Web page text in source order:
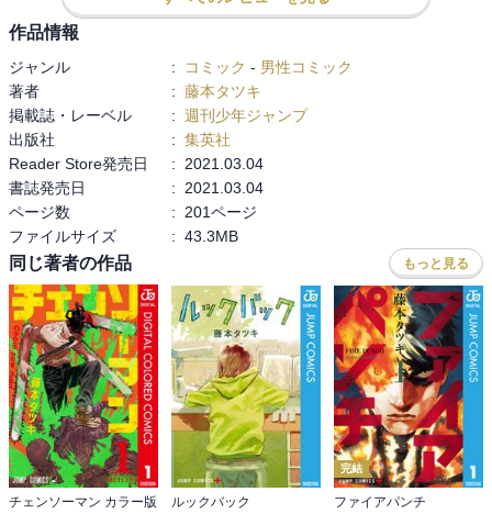
作品情報
ジャンル : コミック - 男性コミック
著者
: 藤本タツキ
掲載誌・レーベル
: 週刊少年ジャンプ
出版社
: 集英社
Reader Store発売日
:
2021.03.04
書誌発売日
:
2021.03.04
ページ数
:
201ページ
ファイルサイズ
: 43.3MB
同じ著者の作品 もっと見る
チェンソーマン カラー版
ルックバック
完結
ファイアパンチ